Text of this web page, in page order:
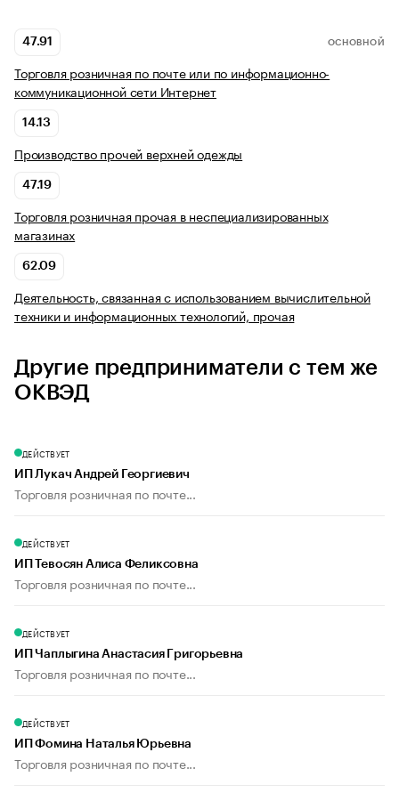
47.91 ОСНОВНОЙ
Торговля розничная по почте или по информационно-
коммуникационной сети Интернет
14.13
Производство прочей верхней одежды
47.19
Торговля розничная прочая в неспециализированных
магазинах
62.09
Деятельность, связанная с использованием вычислительной
техники и информационных технологий, прочая
Другие предприниматели с тем же
ОКВЭД
ДЕЙСТВУЕТ
ИП Лукач Андрей Георгиевич
Торговля розничная по почте...
ДЕЙСТВУЕТ
ИП Тевосян Алиса Феликсовна
Торговля розничная по почте...
ДЕЙСТВУЕТ
ИП Чаплыгина Анастасия Григорьевна
Торговля розничная по почте...
ДЕЙСТВУЕТ
ИП Фомина Наталья Юрьевна
Торговля розничная по почте...